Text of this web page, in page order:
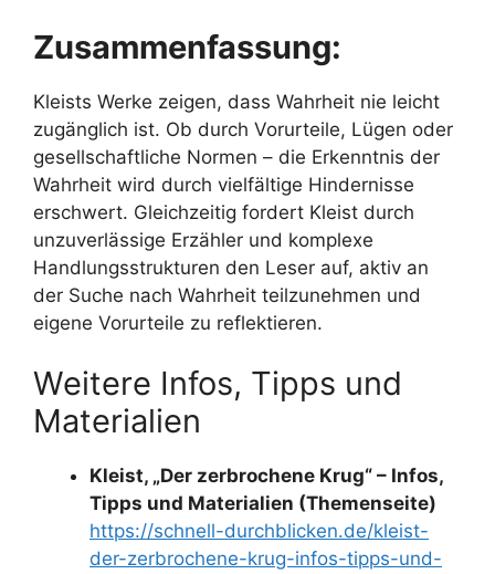
Zusammenfassung:
Kleists Werke zeigen, dass Wahrheit nie leicht
zugänglich ist. Ob durch Vorurteile, Lügen oder
gesellschaftliche Normen – die Erkenntnis der
Wahrheit wird durch vielfältige Hindernisse
erschwert. Gleichzeitig fordert Kleist durch
unzuverlässige Erzähler und komplexe
Handlungsstrukturen den Leser auf, aktiv an
der Suche nach Wahrheit teilzunehmen und
eigene Vorurteile zu reflektieren.
Weitere Infos, Tipps und
Materialien
Kleist, „Der zerbrochene Krug“ – Infos,
Tipps und Materialien (Themenseite)
https://schnell-durchblicken.de/kleist-
der-zerbrochene-krug-infos-tipps-und-